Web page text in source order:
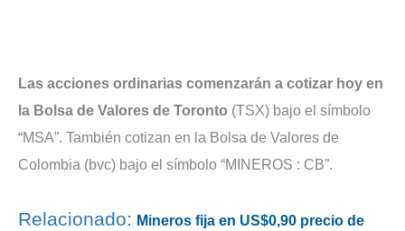
Las acciones ordinarias comenzarán a cotizar hoy en
la Bolsa de Valores de Toronto (TSX) bajo el símbolo
“MSA”. También cotizan en la Bolsa de Valores de
Colombia (bvc) bajo el símbolo “MINEROS : CB”.
Relacionado: Mineros fija en US$0,90 precio de